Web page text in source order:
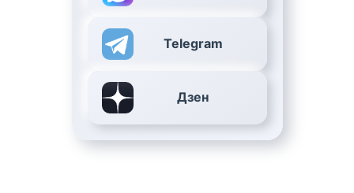
Telegram
Дзен